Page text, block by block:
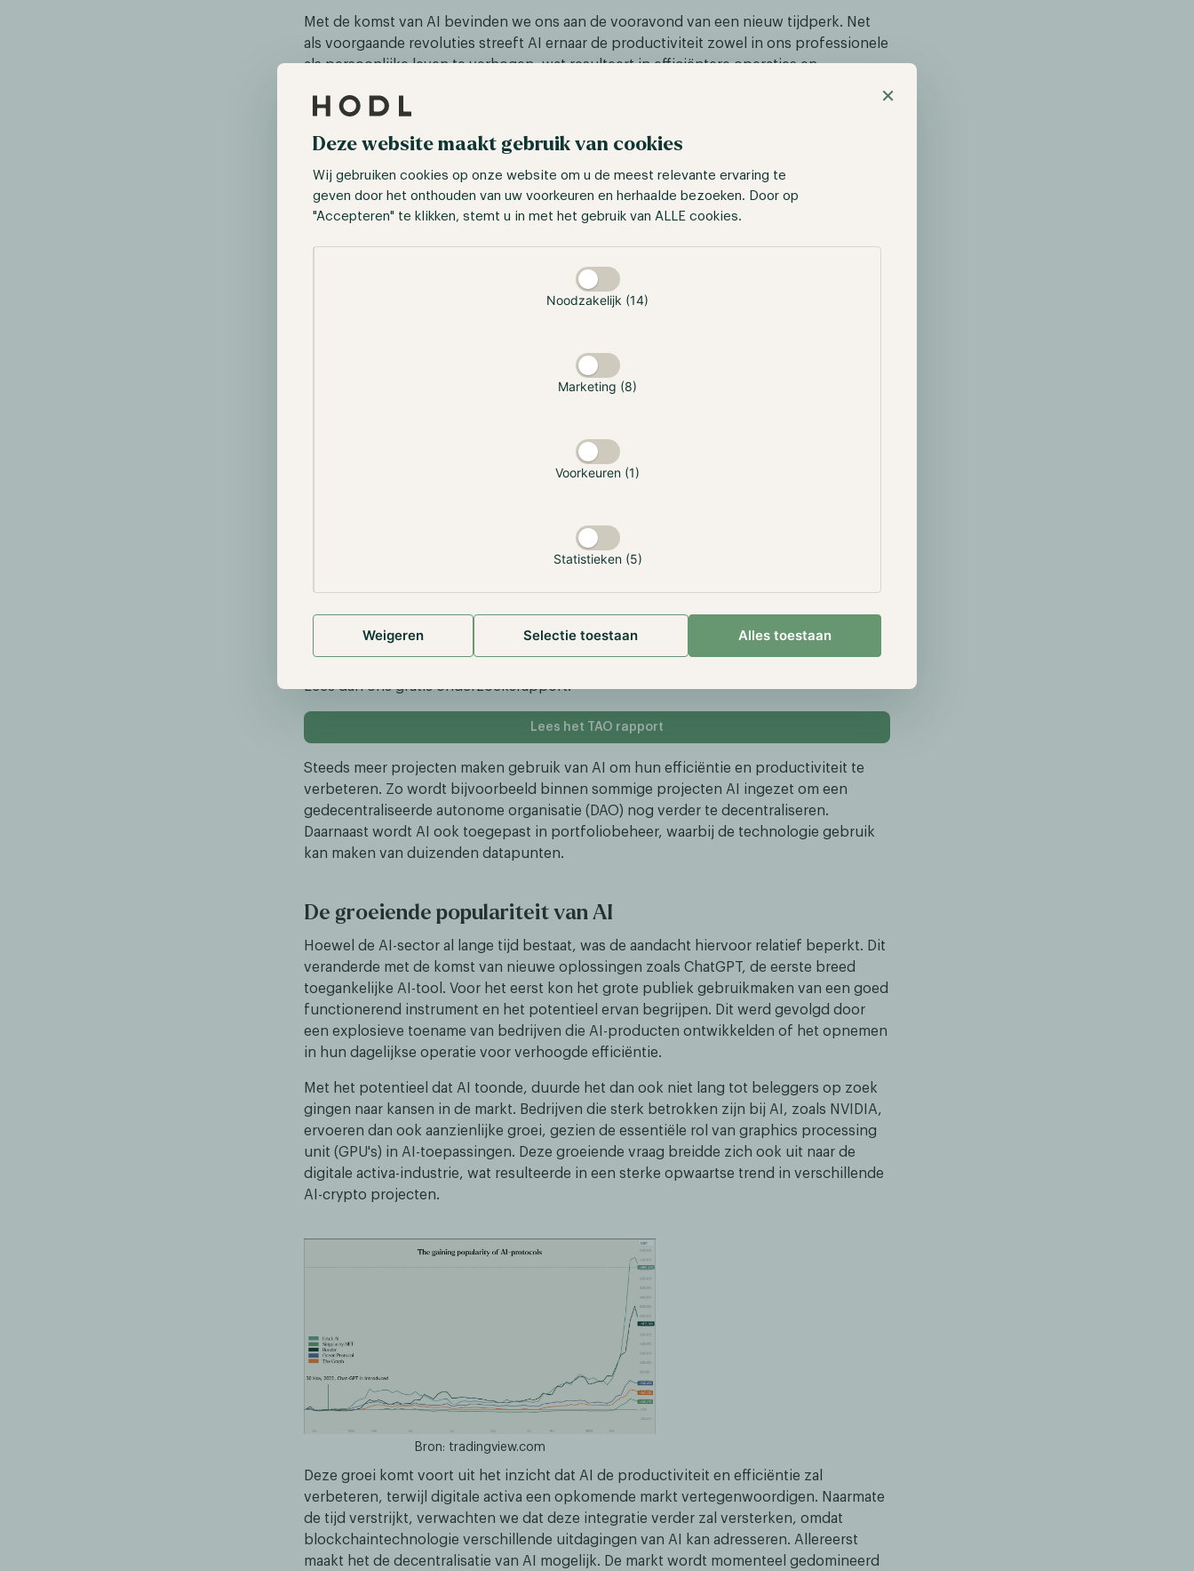
×
Deze website maakt gebruik van cookies
Wij gebruiken cookies op onze website om u de meest relevante ervaring te
geven door het onthouden van uw voorkeuren en herhaalde bezoeken. Door op
"Accepteren" te klikken, stemt u in met het gebruik van ALLE cookies.
Noodzakelijk (14)
Marketing (8)
Voorkeuren (1)
Statistieken (5)
Weigeren Selectie toestaan Alles toestaan
Met de komst van AI bevinden we ons aan de vooravond van een nieuw tijdperk. Net
als voorgaande revoluties streeft AI ernaar de productiviteit zowel in ons professionele
als persoonlijke leven te verhogen, wat resulteert in efficiëntere operaties en
datasets en voortdurende verbeteringen in snelheid en intelligentie, zonder beperkt te
Bron: https://www.bbntimes.com/science/post-covid19-era-
and-the-5th-industrial-revolution
blockchaintechnologie. Langzaam zien we deze twee sectoren samensmelten,
waardoor er een subsector is ontstaan binnen de cryptomarkt die zich volledig richt op
AI-aanverwante oplossingen. Hoewel sommige projecten slechts meeliften op de hype
Een opkomend project is Bittensor, een gedecentraliseerd intelligentienetwerk dat
blockchaintechnologie. Hierdoor kunnen gebruikers hun eigen gegevens uploaden om
daarmee rendement te genereren, waardoor dit werkveld niet langer wordt beheerd en
Lees dan ons gratis onderzoeksrapport.
Lees het TAO rapport
Steeds meer projecten maken gebruik van AI om hun efficiëntie en productiviteit te
verbeteren. Zo wordt bijvoorbeeld binnen sommige projecten AI ingezet om een
gedecentraliseerde autonome organisatie (DAO) nog verder te decentraliseren.
Daarnaast wordt AI ook toegepast in portfoliobeheer, waarbij de technologie gebruik
kan maken van duizenden datapunten.
De groeiende populariteit van AI
Hoewel de AI-sector al lange tijd bestaat, was de aandacht hiervoor relatief beperkt. Dit
veranderde met de komst van nieuwe oplossingen zoals ChatGPT, de eerste breed
toegankelijke AI-tool. Voor het eerst kon het grote publiek gebruikmaken van een goed
functionerend instrument en het potentieel ervan begrijpen. Dit werd gevolgd door
een explosieve toename van bedrijven die AI-producten ontwikkelden of het opnemen
in hun dagelijkse operatie voor verhoogde efficiëntie.
Met het potentieel dat AI toonde, duurde het dan ook niet lang tot beleggers op zoek
gingen naar kansen in de markt. Bedrijven die sterk betrokken zijn bij AI, zoals NVIDIA,
ervoeren dan ook aanzienlijke groei, gezien de essentiële rol van graphics processing
unit (GPU's) in AI-toepassingen. Deze groeiende vraag breidde zich ook uit naar de
digitale activa-industrie, wat resulteerde in een sterke opwaartse trend in verschillende
AI-crypto projecten.
Bron: tradingview.com
Deze groei komt voort uit het inzicht dat AI de productiviteit en efficiëntie zal
verbeteren, terwijl digitale activa een opkomende markt vertegenwoordigen. Naarmate
de tijd verstrijkt, verwachten we dat deze integratie verder zal versterken, omdat
blockchaintechnologie verschillende uitdagingen van AI kan adresseren. Allereerst
maakt het de decentralisatie van AI mogelijk. De markt wordt momenteel gedomineerd